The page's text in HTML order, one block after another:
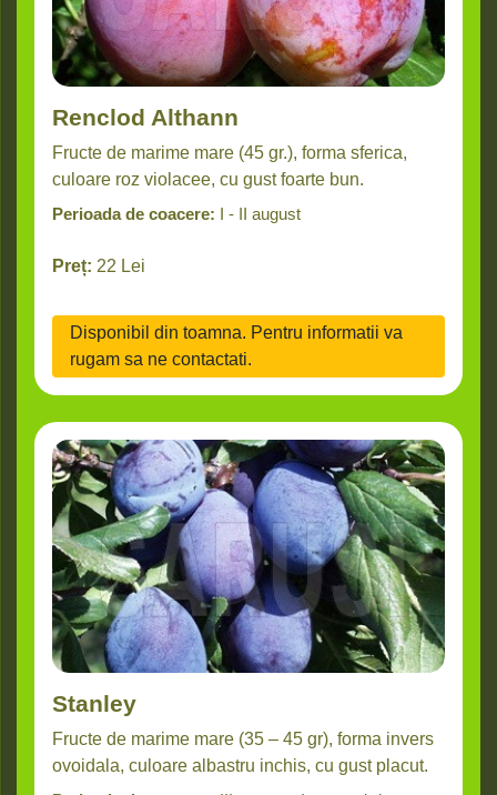
Renclod Althann
Fructe de marime mare (45 gr.), forma sferica,
culoare roz violacee, cu gust foarte bun.
Perioada de coacere: I - II august
Preț: 22 Lei
Disponibil din toamna. Pentru informatii va
rugam sa ne contactati.
Stanley
Fructe de marime mare (35 – 45 gr), forma invers
ovoidala, culoare albastru inchis, cu gust placut.